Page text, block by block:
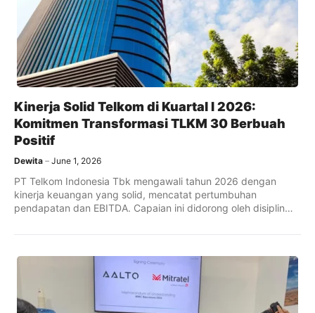
Kinerja Solid Telkom di Kuartal I 2026:
Komitmen Transformasi TLKM 30 Berbuah
Positif
Dewita June 1, 2026
PT Telkom Indonesia Tbk mengawali tahun 2026 dengan
kinerja keuangan yang solid, mencatat pertumbuhan
pendapatan dan EBITDA. Capaian ini didorong oleh disiplin